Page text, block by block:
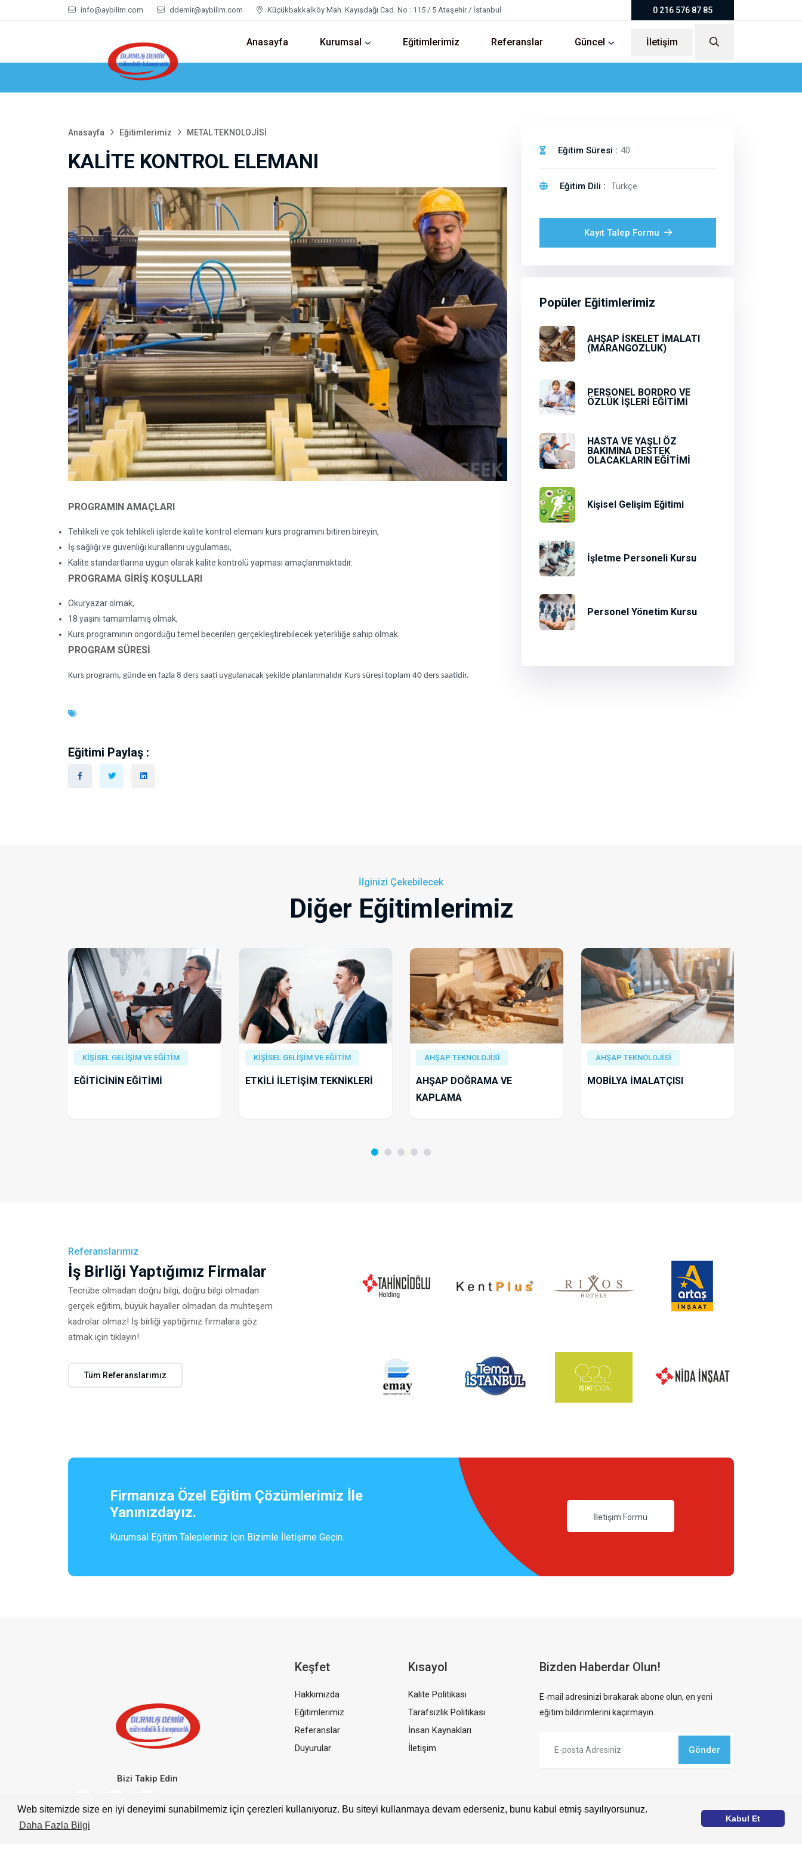
Web sitemizde size en iyi deneyimi sunabilmemiz için çerezleri kullanıyoruz. Bu siteyi kullanmaya devam ederseniz, bunu kabul etmiş sayılıyorsunuz.
Daha Fazla Bilgi
Kabul Et
info@aybilim.com ddemir@aybilim.com Küçükbakkalköy Mah. Kayışdağı Cad. No : 115 / 5 Ataşehir / İstanbul 0 216 576 87 85
Anasayfa Kurumsal Eğitimlerimiz Referanslar Güncel İletişim
Anasayfa Eğitimlerimiz METAL TEKNOLOJİSİ
KALİTE KONTROL ELEMANI
PROGRAMIN AMAÇLARI
Tehlikeli ve çok tehlikeli işlerde kalite kontrol elemanı kurs programını bitiren bireyin,
İş sağlığı ve güvenliği kurallarını uygulaması,
Kalite standartlarına uygun olarak kalite kontrolü yapması amaçlanmaktadır.
PROGRAMA GİRİŞ KOŞULLARI
Okuryazar olmak,
18 yaşını tamamlamış olmak,
Kurs programının öngördüğü temel becerileri gerçekleştirebilecek yeterliliğe sahip olmak.
PROGRAM SÜRESİ
Kurs programı, günde en fazla 8 ders saati uygulanacak şekilde planlanmalıdır Kurs süresi toplam 40 ders saatidir.
Eğitimi Paylaş :
Eğitim Süresi : 40
Eğitim Dili : Türkçe
Kayıt Talep Formu
Popüler Eğitimlerimiz
AHŞAP İSKELET İMALATI
(MARANGOZLUK)
PERSONEL BORDRO VE
ÖZLÜK İŞLERİ EĞİTİMİ
HASTA VE YAŞLI ÖZ
BAKIMINA DESTEK
OLACAKLARIN EĞİTİMİ
Kişisel Gelişim Eğitimi
İşletme Personeli Kursu
Personel Yönetim Kursu
İlginizi Çekebilecek
Diğer Eğitimlerimiz
KİŞİSEL GELİŞİM VE EĞİTİM
EĞİTİCİNİN EĞİTİMİ
KİŞİSEL GELİŞİM VE EĞİTİM
ETKİLİ İLETİŞİM TEKNİKLERİ
AHŞAP TEKNOLOJİSİ
AHŞAP DOĞRAMA VE
KAPLAMA
AHŞAP TEKNOLOJİSİ
MOBİLYA İMALATÇISI
Referanslarımız
İş Birliği Yaptığımız Firmalar
Tecrübe olmadan doğru bilgi, doğru bilgi olmadan
gerçek eğitim, büyük hayaller olmadan da muhteşem
kadrolar olmaz! İş birliği yaptığımız firmalara göz
atmak için tıklayın!
Tüm Referanslarımız
Firmanıza Özel Eğitim Çözümlerimiz İle
Yanınızdayız.
Kurumsal Eğitim Talepleriniz İçin Bizimle İletişime Geçin.
İletişim Formu
Bizi Takip Edin
Keşfet
Hakkımızda
Eğitimlerimiz
Referanslar
Duyurular
Kısayol
Kalite Politikası
Tarafsızlık Politikası
İnsan Kaynakları
İletişim
Bizden Haberdar Olun!
E-mail adresinizi bırakarak abone olun, en yeni
eğitim bildirimlerini kaçırmayın.
Gönder